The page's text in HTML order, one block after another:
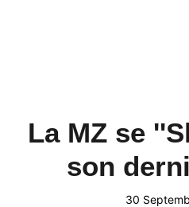
La MZ se
son
30